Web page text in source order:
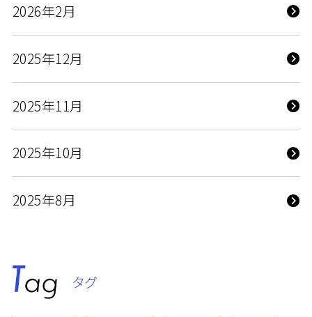
2026年2月
2025年12月
2025年11月
2025年10月
2025年8月
タグ